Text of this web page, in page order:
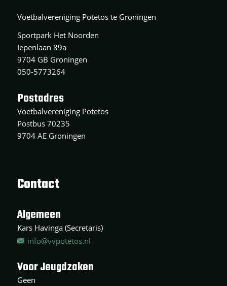
Voetbalvereniging Potetos te Groningen
Sportpark Het Noorden
Iepenlaan 89a
9704 GB Groningen
050-5773264
Postadres
Voetbalvereniging Potetos
Postbus 70235
9704 AE Groningen
Contact
Algemeen
Kars Havinga (Secretaris)
info@vvpotetos.nl
Voor Jeugdzaken
Geen